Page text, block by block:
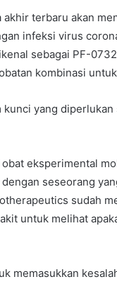
terbaru akan
infeksi virus
sebagai PF-
kombinasi
yang
eksperimental
seseorang
sudah
untuk melihat
memasukkan